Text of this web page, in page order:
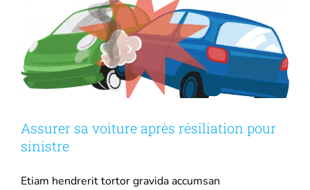
Assurer sa voiture après résiliation pour
sinistre
Etiam hendrerit tortor gravida accumsan